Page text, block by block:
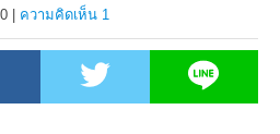
0 ความคิดเห็น 1